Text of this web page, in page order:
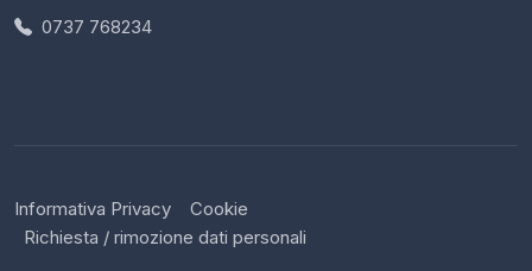
0737 768234
Informativa Privacy
Cookie
Richiesta / rimozione dati personali